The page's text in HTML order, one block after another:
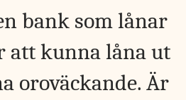
bank som lånar
att kunna låna ut
oroväckande. Är